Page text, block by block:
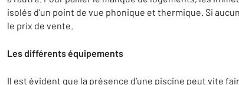
isolés d’un point de vue phonique et thermique. Si
le prix de vente.
Les différents équipements
Il est évident que la présence d’une piscine peut vite